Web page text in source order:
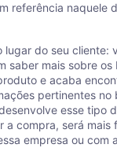
referência naquele
lugar do seu cliente:
saber mais sobre
e acaba
pertinentes no
esse tipo
a compra, será mais
empresa ou com